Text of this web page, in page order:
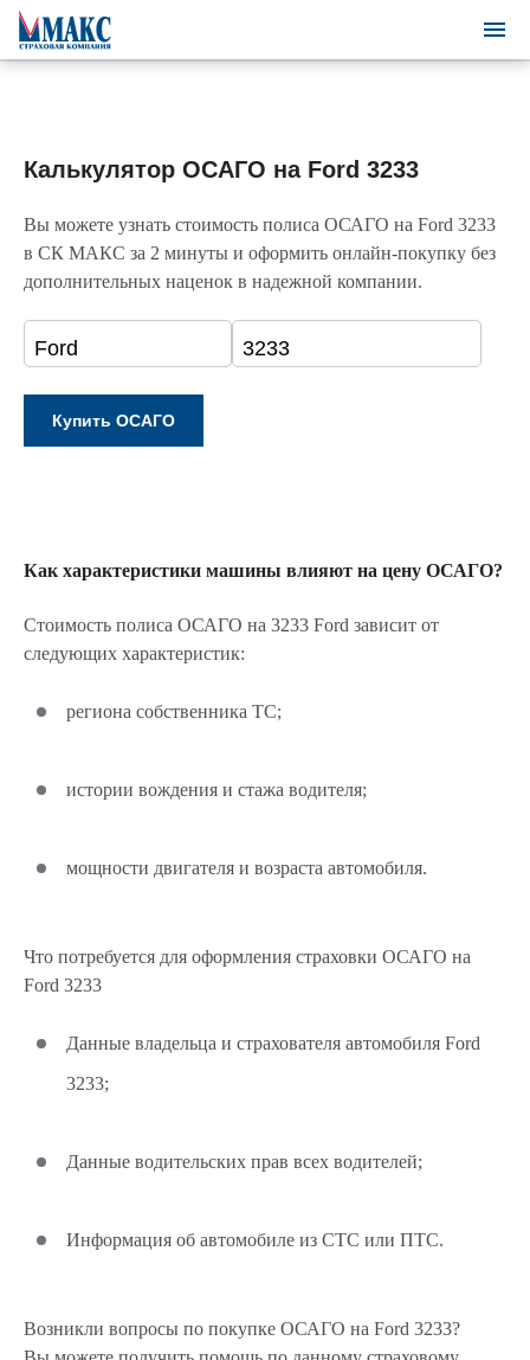
Калькулятор ОСАГО на Ford 3233
Вы можете узнать стоимость полиса ОСАГО на Ford 3233
в СК МАКС за 2 минуты и оформить онлайн-покупку без
дополнительных наценок в надежной компании.
Как характеристики машины влияют на цену ОСАГО?
Стоимость полиса ОСАГО на 3233 Ford зависит от
следующих характеристик:
региона собственника ТС;
истории вождения и стажа водителя;
мощности двигателя и возраста автомобиля.
Что потребуется для оформления страховки ОСАГО на
Ford 3233
Данные владельца и страхователя автомобиля Ford
3233;
Данные водительских прав всех водителей;
Информация об автомобиле из СТС или ПТС.
Возникли вопросы по покупке ОСАГО на Ford 3233?